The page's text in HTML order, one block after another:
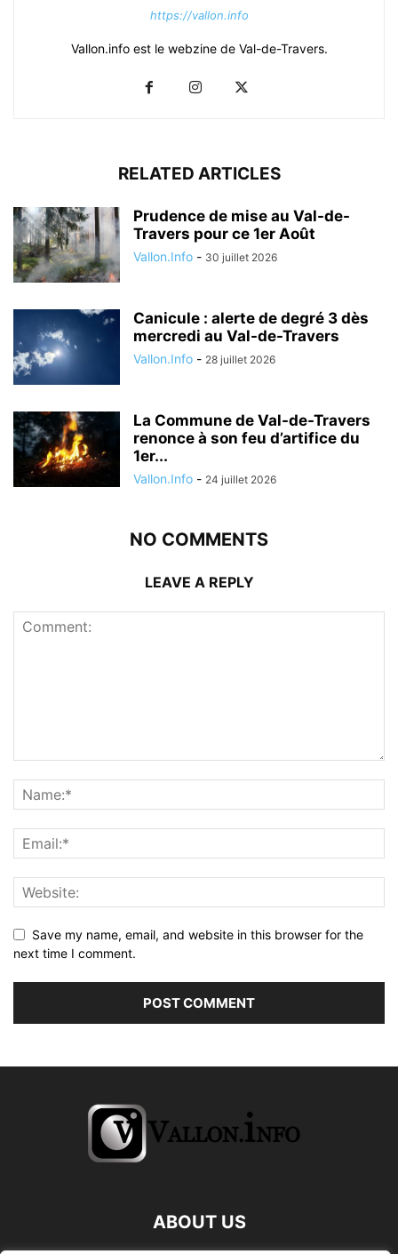
https://vallon.info
Vallon.info est le webzine de Val-de-Travers.
RELATED ARTICLES
Prudence de mise au Val-de-
Travers pour ce 1er Août
Vallon.Info - 30 juillet 2026
Canicule : alerte de degré 3 dès
mercredi au Val-de-Travers
Vallon.Info - 28 juillet 2026
La Commune de Val-de-Travers
renonce à son feu d’artifice du
1er...
Vallon.Info - 24 juillet 2026
NO COMMENTS
LEAVE A REPLY
Save my name, email, and website in this browser for the
next time I comment.
ABOUT US